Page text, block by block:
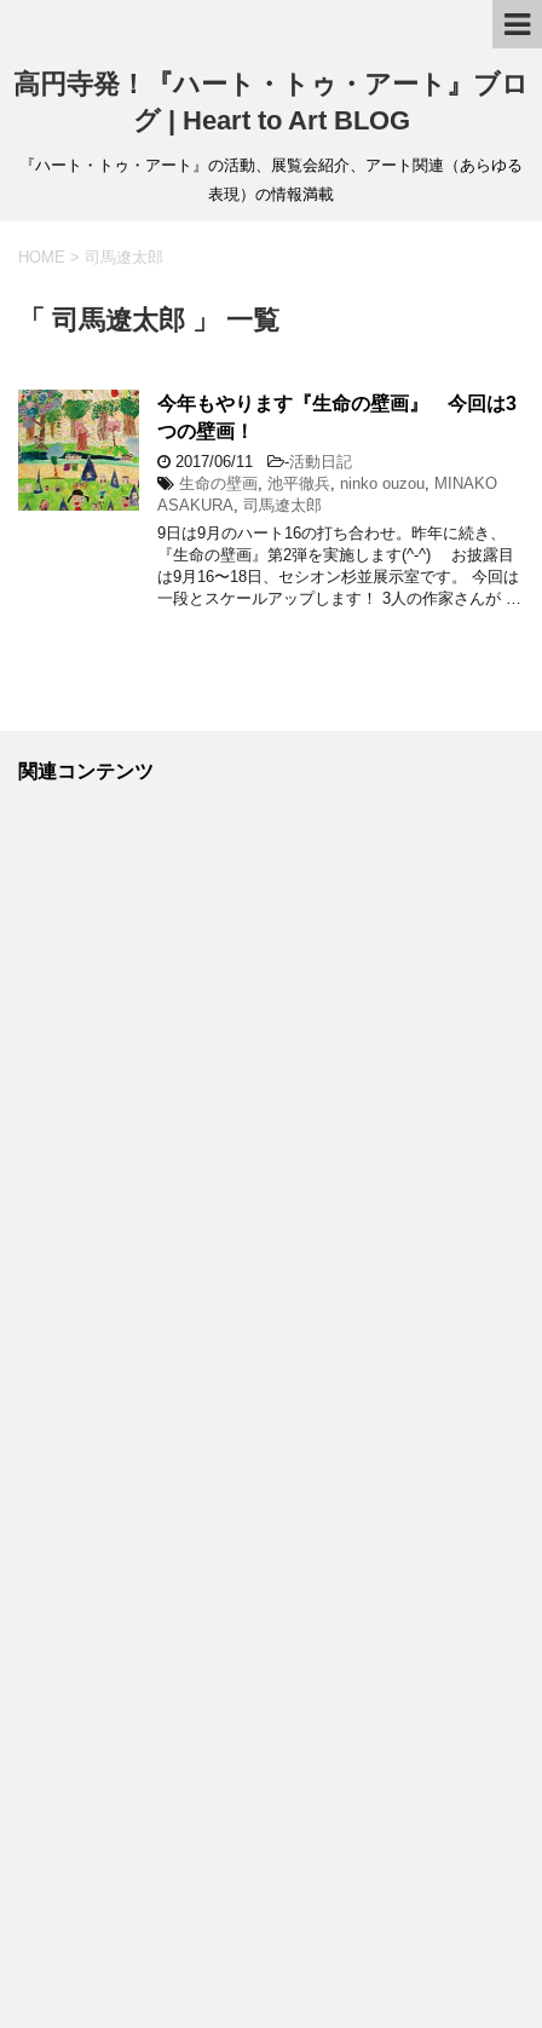
高円寺発！『ハート・トゥ・アート』ブロ
グ | Heart to Art BLOG
『ハート・トゥ・アート』の活動、展覧会紹介、アート関連（あらゆる
表現）の情報満載
HOME > 司馬遼太郎
「 司馬遼太郎 」 一覧
今年もやります『生命の壁画』 今回は3
つの壁画！
2017/06/11 -活動日記
生命の壁画 池平徹兵 ninko ouzou MINAKO
ASAKURA 司馬遼太郎
9日は9月のハート16の打ち合わせ。昨年に続き、
『生命の壁画』第2弾を実施します(^-^) お披露目
は9月16〜18日、セシオン杉並展示室です。 今回は
一段とスケールアップします！ 3人の作家さんが …
関連コンテンツ